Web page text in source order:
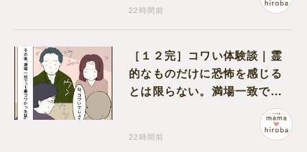
22時間前
［１２完］コワい体験談｜霊
的なものだけに恐怖を感じる
とは限らない。満場一致でコ
ワいと認定された意外な体験
22時間前